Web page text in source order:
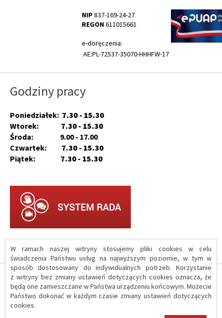
W ramach naszej witryny stosujemy pliki cookies w celu
świadczenia Państwu usług na najwyższym poziomie, w tym w
sposób dostosowany do indywidualnych potrzeb. Korzystanie
z witryny bez zmiany ustawień dotyczących cookies oznacza, że
będą one zamieszczane w Państwa urządzeniu końcowym. Możecie
Państwo dokonać w każdym czasie zmiany ustawień dotyczących
cookies.
NIP 837-169-24-27
REGON611015661
e-doręczenia:
AE:PL-72537-35070-HHHFW-17
Godziny pracy
Poniedziałek: 7.30 - 15.30
Wtorek: 7.30 - 15.30
Środa: 9.00 - 17.00
Czwartek: 7.30 - 15.30
Piątek: 7.30 - 15.30
O serwisie
Polityka prywatności